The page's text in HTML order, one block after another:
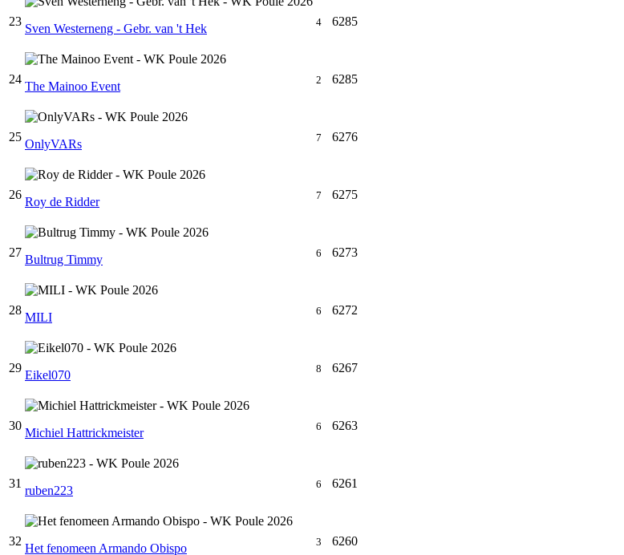
23
Sven Westerneng - Gebr. van 't Hek 4 6285
24
The Mainoo Event 2 6285
25
OnlyVARs 7 6276
26
Roy de Ridder 7 6275
27
Bultrug Timmy 6 6273
28
MILI 6 6272
29
Eikel070 8 6267
30
Michiel Hattrickmeister 6 6263
31
ruben223 6 6261
32
Het fenomeen Armando Obispo 3 6260